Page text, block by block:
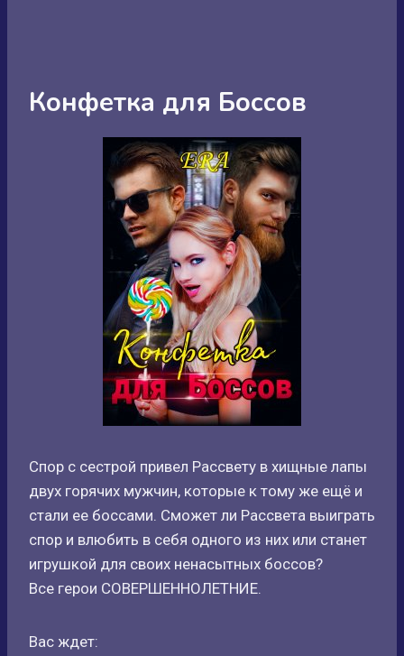
Конфетка для Боссов
Спор с сестрой привел Рассвету в хищные лапы
двух горячих мужчин, которые к тому же ещё и
стали ее боссами. Сможет ли Рассвета выиграть
спор и влюбить в себя одного из них или станет
игрушкой для своих ненасытных боссов?
Все герои СОВЕРШЕННОЛЕТНИЕ.
Вас ждет: